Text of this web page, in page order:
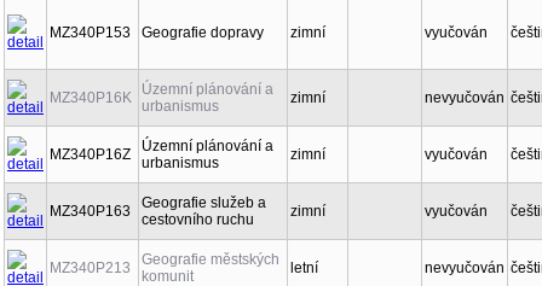
MZ340P153 Geografie dopravy zimní vyučován
MZ340P16K
Územní plánování a
urbanismus
zimní nevyučován
MZ340P16Z
Územní plánování a
urbanismus
zimní vyučován
MZ340P163
Geografie služeb a
cestovního ruchu
zimní vyučován
MZ340P213
Geografie městských
komunit
letní nevyučován